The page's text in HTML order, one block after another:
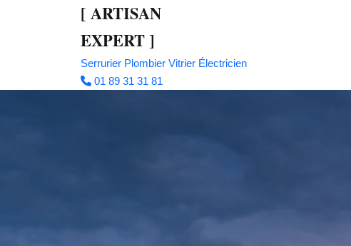
[ ARTISAN
EXPERT]
Serrurier Plombier Vitrier Électricien
01 89 31 31 81